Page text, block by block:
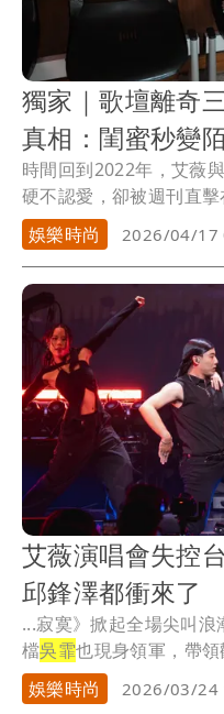
獨家｜歌壇離奇
真相：閨蜜秒變
時間回到2022年，艾薇
硬不認愛，卻被週刊直
娛樂時尚
2026/04/17
艾薇演唱會失控
邱鋒澤都衝來了
...寂寞》掀起全場尖叫
檔吳霏也現身領軍，帶領觀眾
一...
娛樂時尚 2026/03/24